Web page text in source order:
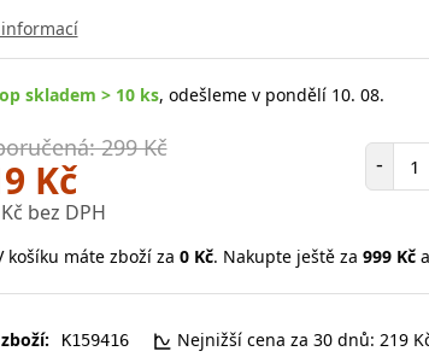
skladem > 10 ks, odešleme v pondělí 10. 08.
299 Kč
Kč
bez DPH
-
košíku máte zboží za 0 Kč. Nakupte ještě za 999 Kč
K159416 Nejnižší cena za 30 dnů: 219